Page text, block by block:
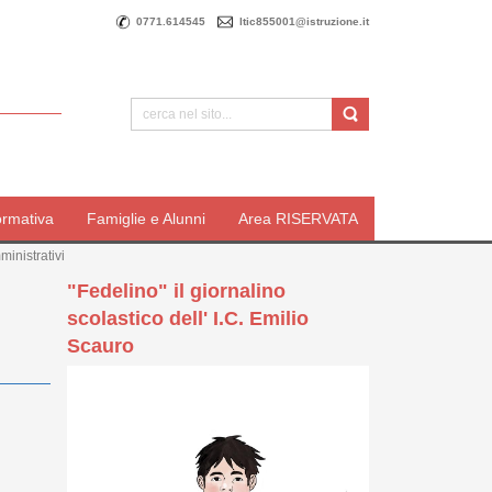
0771.614545 ltic855001@istruzione.it
Famiglie e Alunni Area RISERVATA
"Fedelino" il giornalino
scolastico dell' I.C. Emilio
Scauro